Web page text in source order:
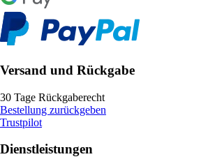
Versand und Rückgabe
30 Tage Rückgaberecht
Bestellung zurückgeben
Trustpilot
Dienstleistungen